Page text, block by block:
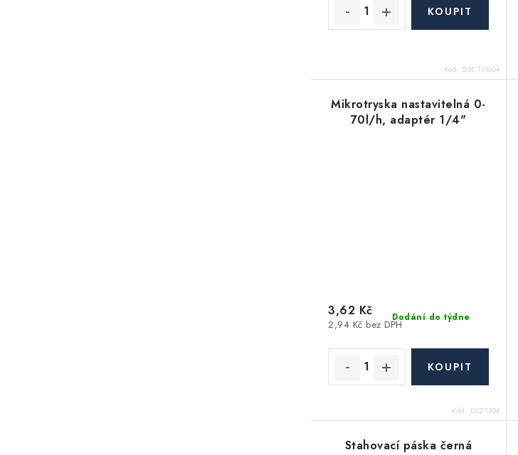
Kód: DSE-TOD04
Mikrotryska nastavitelná 0-
70l/h, adaptér 1/4"
Dodání do týdne
2,94 Kč bez DPH
3,62 Kč
Kód: DSZ-1304
Stahovací páska černá